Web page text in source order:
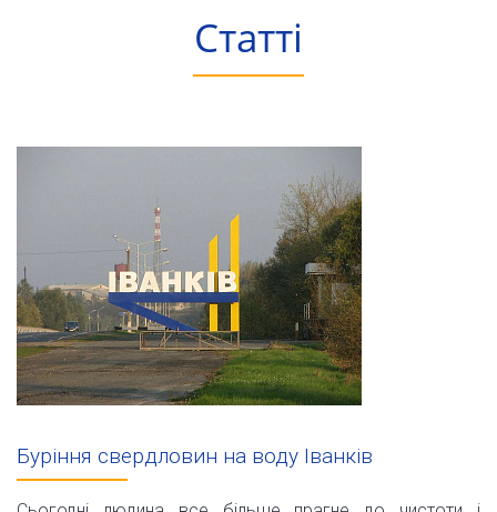
Статті
Буріння свердловин на воду Іванків